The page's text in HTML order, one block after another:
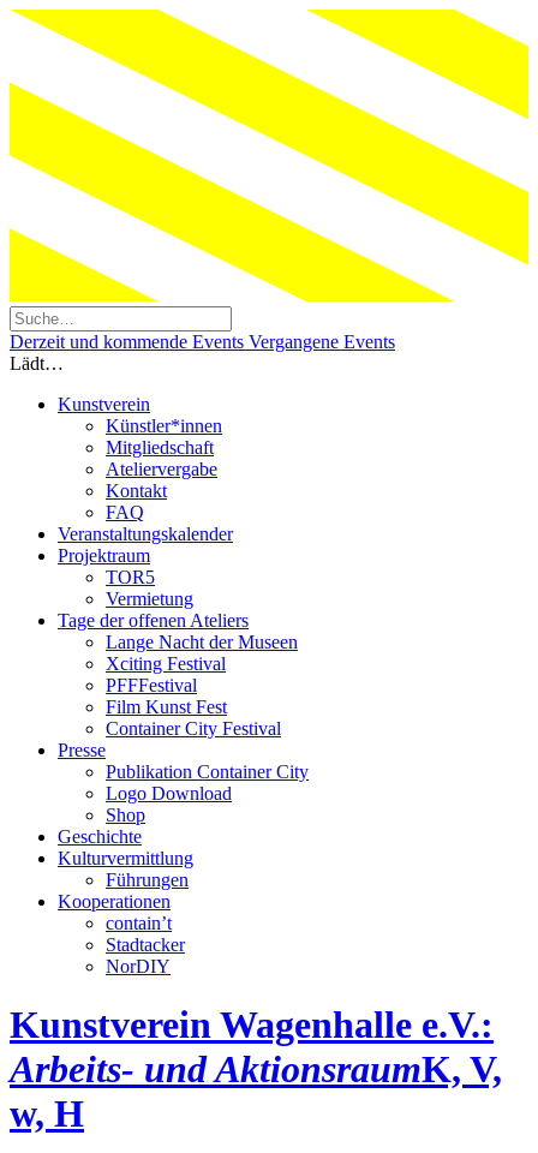
Derzeit und kommende Events Vergangene Events
Lädt…
Kunstverein
Künstler*innen
Mitgliedschaft
Ateliervergabe
Kontakt
FAQ
Veranstaltungskalender
Projektraum
TOR5
Vermietung
Tage der offenen Ateliers
Lange Nacht der Museen
Xciting Festival
PFFFestival
Film Kunst Fest
Container City Festival
Presse
Publikation Container City
Logo Download
Shop
Geschichte
Kulturvermittlung
Führungen
Kooperationen
contain’t
Stadtacker
NorDIY
Kunstverein Wagenhalle e.V.:
Arbeits- und AktionsraumK, V,
w, H